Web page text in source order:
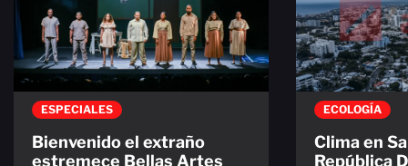
ESPECIALES
Bienvenido el extraño
estremece Bellas Artes
ECOLOGÍA
Clima en
República